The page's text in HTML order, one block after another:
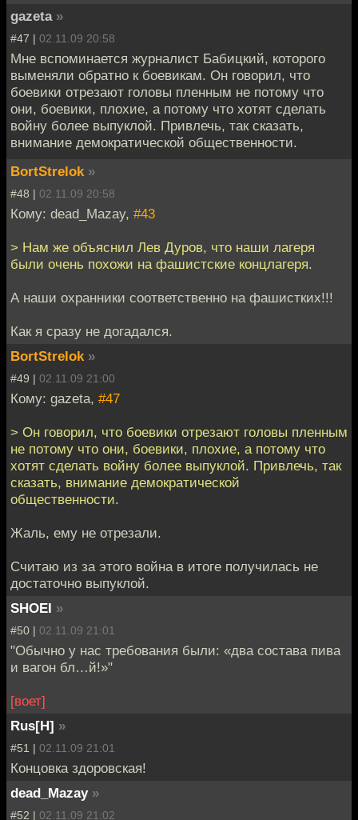
gazeta »
#47 | 02.11.09 20:58
Мне вспоминается журналист Бабицкий, которого
выменяли обратно к боевикам. Он говорил, что
боевики отрезают головы пленным не потому что
они, боевики, плохие, а потому что хотят сделать
войну более выпуклой. Привлечь, так сказать,
внимание демократической общественности.
BortStrelok »
#48 | 02.11.09 20:58
Кому: dead_Mazay, #43
> Нам же объяснил Лев Дуров, что наши лагеря
были очень похожи на фашистские концлагеря.
А наши охранники соответственно на фашистких!!!
Как я сразу не догадался.
BortStrelok »
#49 | 02.11.09 21:00
Кому: gazeta, #47
> Он говорил, что боевики отрезают головы пленным
не потому что они, боевики, плохие, а потому что
хотят сделать войну более выпуклой. Привлечь, так
сказать, внимание демократической
общественности.
Жаль, ему не отрезали.
Считаю из за этого война в итоге получилась не
достаточно выпуклой.
SHOEI »
#50 | 02.11.09 21:01
"Обычно у нас требования были: «два состава пива
и вагон бл…й!»"
[воет]
Rus[H] »
#51 | 02.11.09 21:01
Концовка здоровская!
dead_Mazay »
#52 | 02.11.09 21:02